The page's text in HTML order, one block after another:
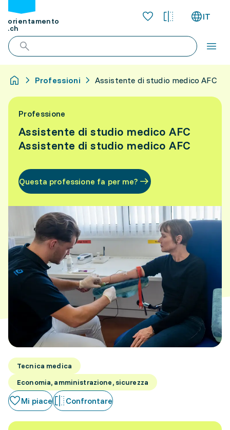
orientamento
.ch
IT
Professioni Assistente di studio medico AFC
Professione
Assistente di studio medico AFC
Assistente di studio medico AFC
Questa professione fa per me?
Tecnica medica
Economia, amministrazione, sicurezza
Mi piace Confrontare